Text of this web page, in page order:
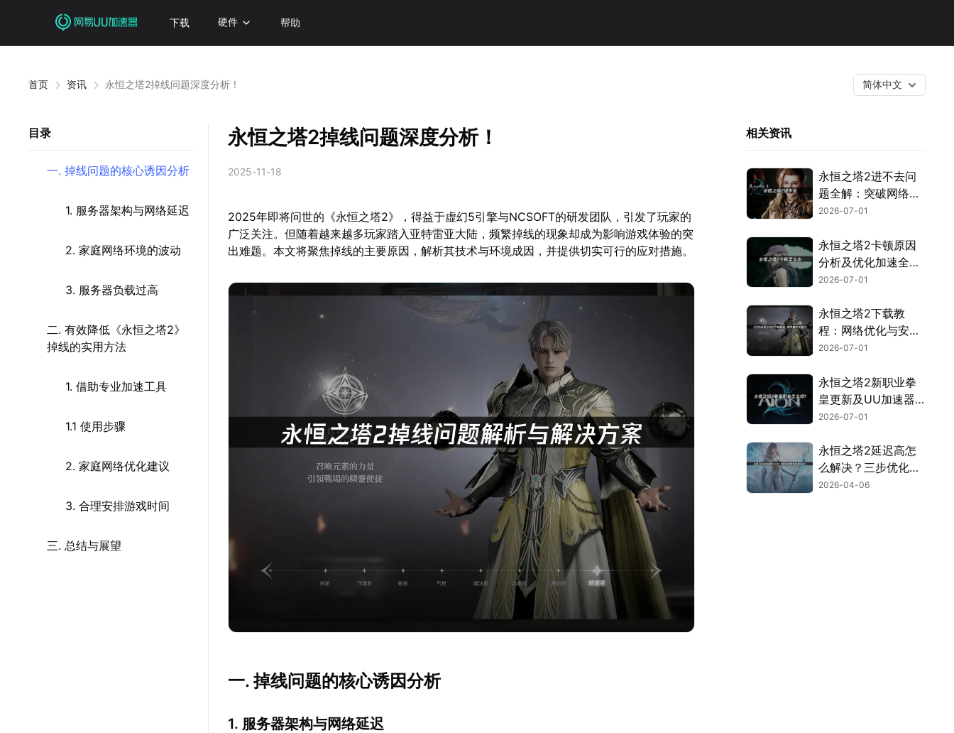
下载 硬件 帮助
首页 资讯 永恒之塔2掉线问题深度分析！ 简体中文
目录
一. 掉线问题的核心诱因分析
1. 服务器架构与网络延迟
2. 家庭网络环境的波动
3. 服务器负载过高
二. 有效降低《永恒之塔2》
掉线的实用方法
1. 借助专业加速工具
1.1 使用步骤
2. 家庭网络优化建议
3. 合理安排游戏时间
三. 总结与展望
永恒之塔2掉线问题深度分析！
2025-11-18
2025年即将问世的《永恒之塔2》，得益于虚幻5引擎与NCSOFT的研发团队，引发了玩家的
广泛关注。但随着越来越多玩家踏入亚特雷亚大陆，频繁掉线的现象却成为影响游戏体验的突
出难题。本文将聚焦掉线的主要原因，解析其技术与环境成因，并提供切实可行的应对措施。
一. 掉线问题的核心诱因分析
1. 服务器架构与网络延迟
相关资讯
永恒之塔2进不去问
题全解：突破网络与
验证封锁！
2026-07-01
永恒之塔2卡顿原因
分析及优化加速全攻
略！
2026-07-01
永恒之塔2下载教
程：网络优化与安装
全流程指南！
2026-07-01
永恒之塔2新职业拳
皇更新及UU加速器
联机优化指南！
2026-07-01
永恒之塔2延迟高怎
么解决？三步优化告
别卡顿畅玩！
2026-04-06